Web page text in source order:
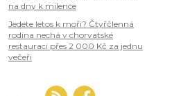
na dny k milence
Jedete letos k moři? Čtyřčlenná
rodina nechá v chorvatské
restauraci přes 2 000 Kč za jednu
večeři